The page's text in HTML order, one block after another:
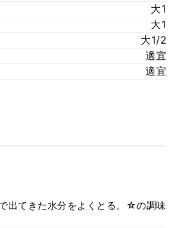
大1
大1
大1/2
適宜
適宜
出てきた水分をよくとる。☆の調味